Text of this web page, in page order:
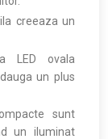
creeaza un
LED ovala
un plus
sunt
un iluminat